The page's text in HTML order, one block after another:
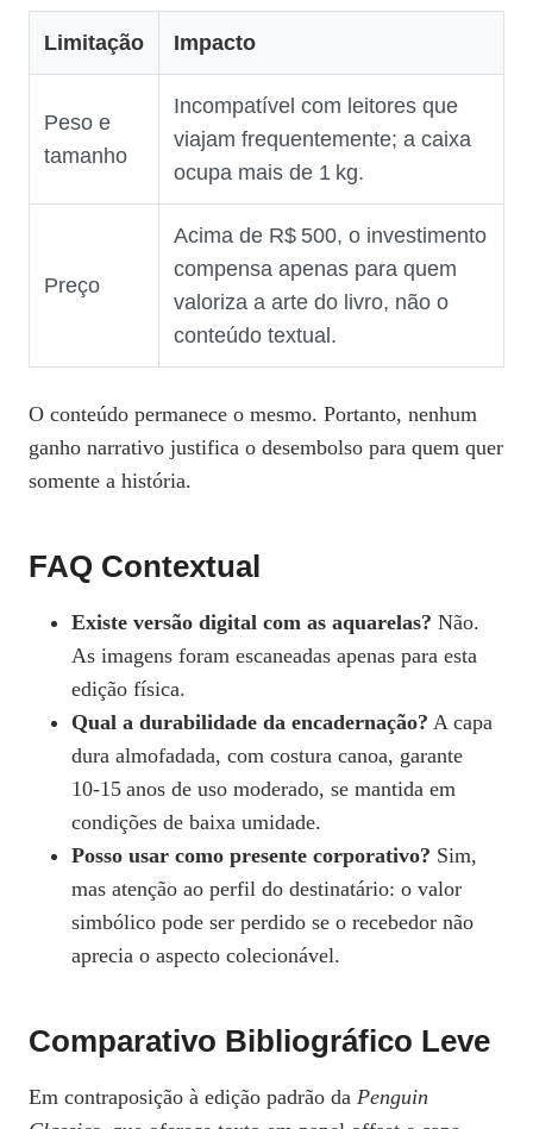
Limitação Impacto
Peso e
tamanho
Incompatível com leitores que
viajam frequentemente; a caixa
ocupa mais de 1 kg.
Preço
Acima de R$ 500, o investimento
compensa apenas para quem
valoriza a arte do livro, não o
conteúdo textual.
O conteúdo permanece o mesmo. Portanto, nenhum
ganho narrativo justifica o desembolso para quem quer
somente a história.
FAQ Contextual
Existe versão digital com as aquarelas? Não.
As imagens foram escaneadas apenas para esta
edição física.
Qual a durabilidade da encadernação? A capa
dura almofadada, com costura canoa, garante
10‑15 anos de uso moderado, se mantida em
condições de baixa umidade.
Posso usar como presente corporativo? Sim,
mas atenção ao perfil do destinatário: o valor
simbólico pode ser perdido se o recebedor não
aprecia o aspecto colecionável.
Comparativo Bibliográfico Leve
Em contraposição à edição padrão da Penguin